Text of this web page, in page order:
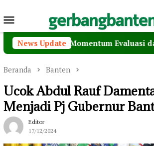
ke
Menu
Mobile
News Update
Serang: Momentum Evaluasi dan
Beranda Banten
Ucok Abdul Rauf
Menjadi Pj Gubernur
Editor
17/12/2024